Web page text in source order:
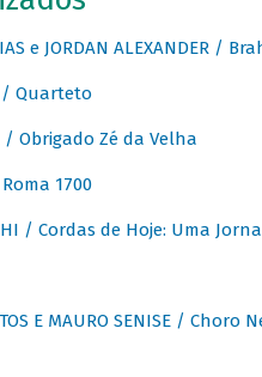
e JORDAN ALEXANDER /
/ Quarteto
/ Obrigado Zé da Velha
1700
/ Cordas de Hoje: Uma
E MAURO SENISE / Choro